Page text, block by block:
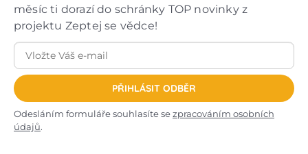
měsíc ti dorazí do schránky TOP novinky z
projektu Zeptej se vědce!
PŘIHLÁSIT ODBĚR
Odesláním formuláře souhlasíte sezpracováním osobních
údajů.